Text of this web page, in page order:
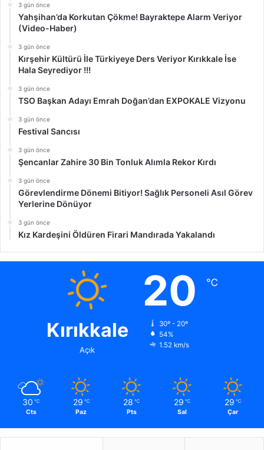
3 gün önce
Yahşihan’da Korkutan Çökme! Bayraktepe Alarm Veriyor
(Video-Haber)
3 gün önce
Kırşehir Kültürü İle Türkiyeye Ders Veriyor Kırıkkale İse
Hala Seyrediyor !!!
3 gün önce
TSO Başkan Adayı Emrah Doğan’dan EXPOKALE Vizyonu
3 gün önce
Festival Sancısı
3 gün önce
Şencanlar Zahire 30 Bin Tonluk Alımla Rekor Kırdı
3 gün önce
Görevlendirme Dönemi Bitiyor! Sağlık Personeli Asıl Görev
Yerlerine Dönüyor
3 gün önce
Kız Kardeşini Öldüren Firari Mandırada Yakalandı
Kırıkkale
Açık
20 ℃
30º - 20º
54%
1.52 km/s
30 ℃
Cts
29 ℃
Paz
28 ℃
Pts
29 ℃
Sal
29 ℃
Çar